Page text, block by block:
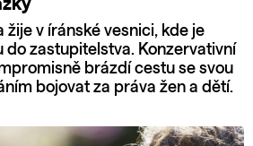
v íránské vesnici, kde je
do zastupitelstva. Konzervativní
brázdí cestu se svou
bojovat za práva žen a dětí.